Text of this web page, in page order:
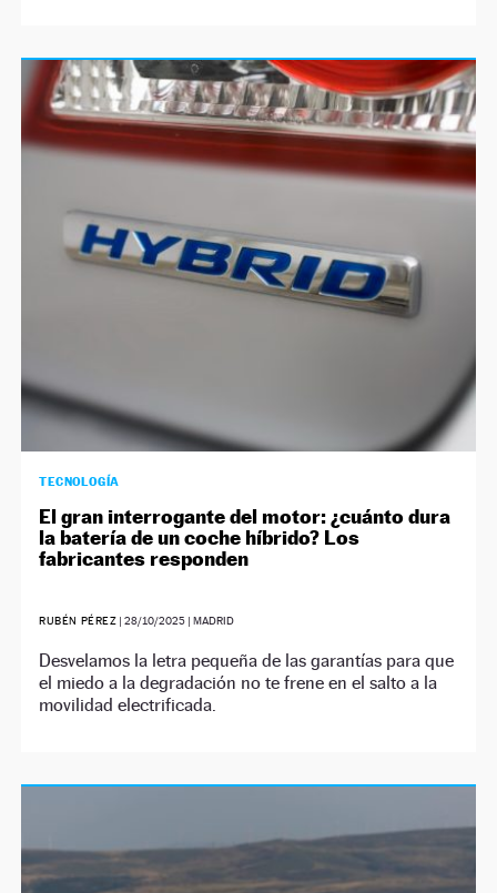
TECNOLOGÍA
El gran interrogante del motor: ¿cuánto dura
la batería de un coche híbrido? Los
fabricantes responden
RUBÉN PÉREZ |28/10/2025 | MADRID
Desvelamos la letra pequeña de las garantías para que
el miedo a la degradación no te frene en el salto a la
movilidad electrificada.